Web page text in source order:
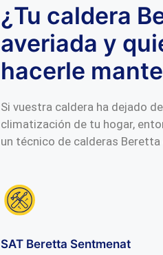
¿Tu caldera
averiada y
hacerle
Si vuestra caldera ha dejado
climatización de tu hogar,
un técnico de calderas Beretta
SAT Beretta Sentmenat